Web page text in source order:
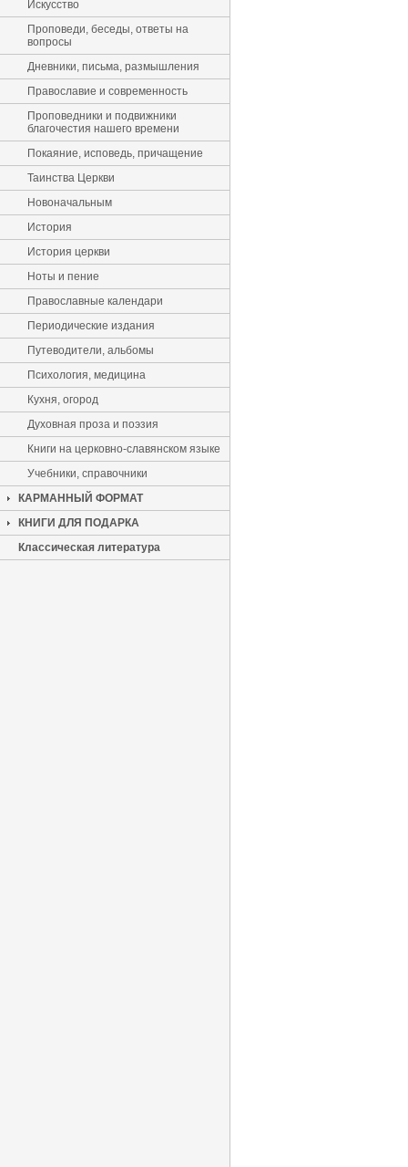
Искусство
Проповеди, беседы, ответы на
вопросы
Дневники, письма, размышления
Православие и современность
Проповедники и подвижники
благочестия нашего времени
Покаяние, исповедь, причащение
Таинства Церкви
Новоначальным
История
История церкви
Ноты и пение
Православные календари
Периодические издания
Путеводители, альбомы
Психология, медицина
Кухня, огород
Духовная проза и поэзия
Книги на церковно-славянском языке
Учебники, справочники
КАРМАННЫЙ ФОРМАТ
КНИГИ ДЛЯ ПОДАРКА
Классическая литература